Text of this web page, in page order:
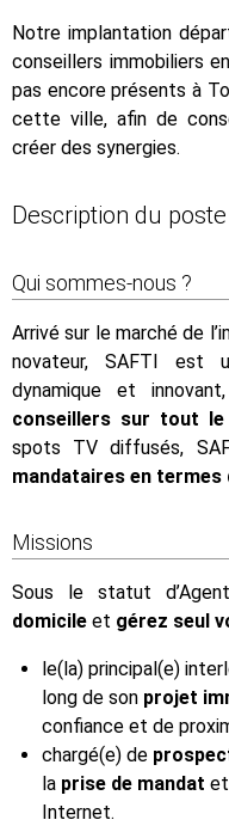
Notre implantation
conseillers immobiliers
pas encore présents à
cette ville, afin de
créer des synergies.
Description du poste
Qui sommes-nous ?
Arrivé sur le marché de
novateur, SAFTI est
dynamique et
conseillers sur tout
spots TV diffusés,
mandataires en
Missions
Sous le statut
domicile et gérez seul
le(la) principal(e)
long de son projet
confiance et de
chargé(e) de
la prise de mandat
Internet.